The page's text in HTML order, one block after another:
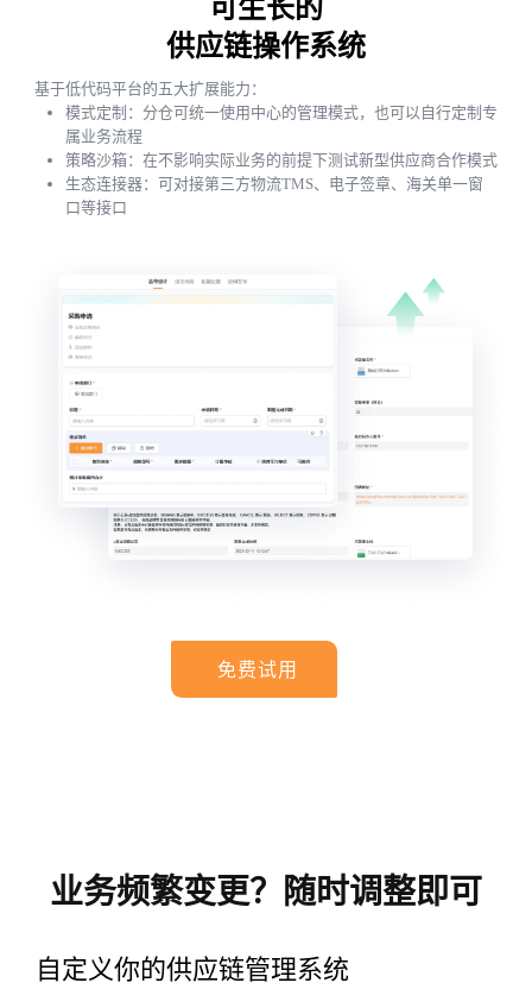
可生长的
供应链操作系统
基于低代码平台的五大扩展能力：
模式定制：分仓可统一使用中心的管理模式，也可以自行定制专
属业务流程
策略沙箱：在不影响实际业务的前提下测试新型供应商合作模式
生态连接器：可对接第三方物流TMS、电子签章、海关单一窗
口等接口
免费试用
业务频繁变更？随时调整即可
自定义你的供应链管理系统